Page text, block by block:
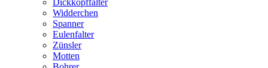
Dickkopffalter
Widderchen
Spanner
Eulenfalter
Zünsler
Motten